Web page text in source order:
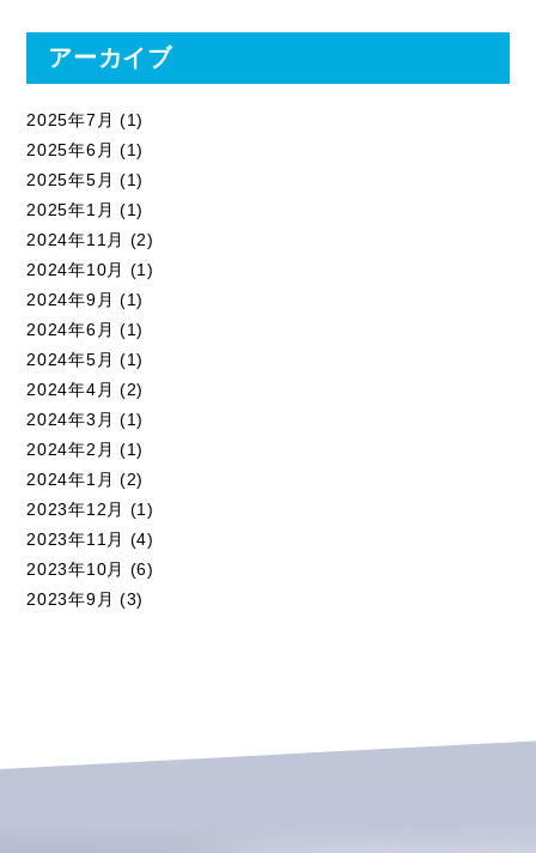
アーカイブ
2025年7月 (1)
2025年6月 (1)
2025年5月 (1)
2025年1月 (1)
2024年11月 (2)
2024年10月 (1)
2024年9月 (1)
2024年6月 (1)
2024年5月 (1)
2024年4月 (2)
2024年3月 (1)
2024年2月 (1)
2024年1月 (2)
2023年12月 (1)
2023年11月 (4)
2023年10月 (6)
2023年9月 (3)